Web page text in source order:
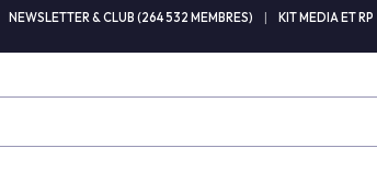
NEWSLETTER & CLUB (264 532 MEMBRES) KIT MEDIA ET RP